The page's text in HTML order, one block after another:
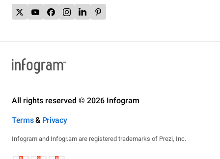
All rights reserved © 2026 Infogram
Terms& Privacy
Infogram and Infogr.am are registered trademarks of Prezi, Inc.